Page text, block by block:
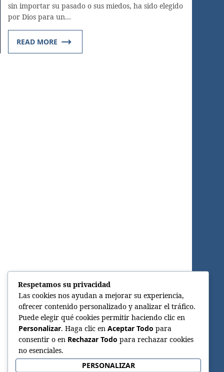
sin importar su pasado o sus miedos, ha sido elegido
por Dios para un…
READ MORE
Respetamos su privacidad
Las cookies nos ayudan a mejorar su experiencia,
ofrecer contenido personalizado y analizar el tráfico.
Puede elegir qué cookies permitir haciendo clic en
Personalizar. Haga clic en Aceptar Todo para
consentir o en Rechazar Todo para rechazar cookies
no esenciales.
PERSONALIZAR